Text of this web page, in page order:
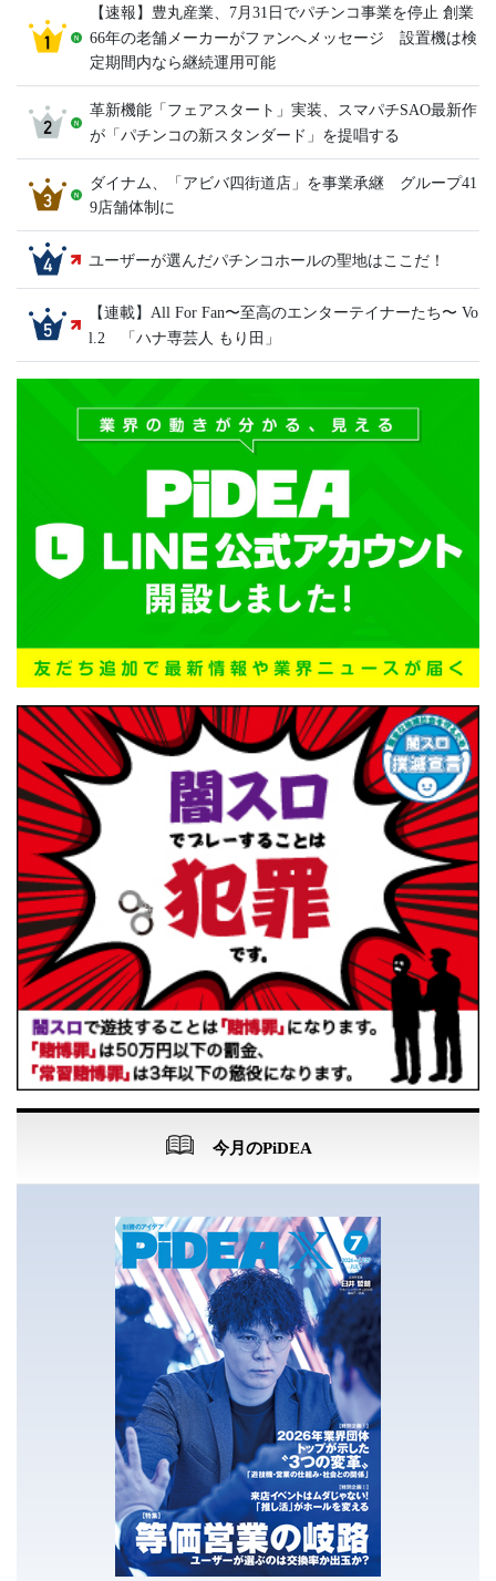
【速報】豊丸産業、7月31日でパチンコ事業を停止 創業
66年の老舗メーカーがファンへメッセージ 設置機は検
定期間内なら継続運用可能
革新機能「フェアスタート」実装、スマパチSAO最新作
が「パチンコの新スタンダード」を提唱する
ダイナム、「アビバ四街道店」を事業承継 グループ41
9店舗体制に
ユーザーが選んだパチンコホールの聖地はここだ！
【連載】All For Fan〜至高のエンターテイナーたち〜 Vo
l.2 「ハナ専芸人 もり田」
今月のPiDEA